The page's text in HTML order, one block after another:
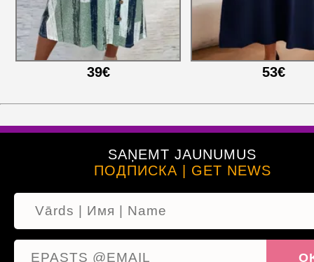
39€ 53€
SAŅEMT JAUNUMUS
ПОДПИСКА | GET NEWS